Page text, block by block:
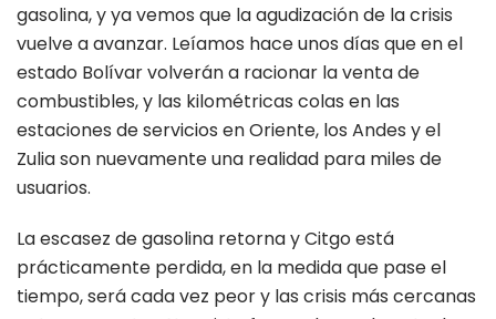
gasolina, y ya vemos que la agudización de la crisis
vuelve a avanzar. Leíamos hace unos días que en el
estado Bolívar volverán a racionar la venta de
combustibles, y las kilométricas colas en las
estaciones de servicios en Oriente, los Andes y el
Zulia son nuevamente una realidad para miles de
usuarios.
La escasez de gasolina retorna y Citgo está
prácticamente perdida, en la medida que pase el
tiempo, será cada vez peor y las crisis más cercanas